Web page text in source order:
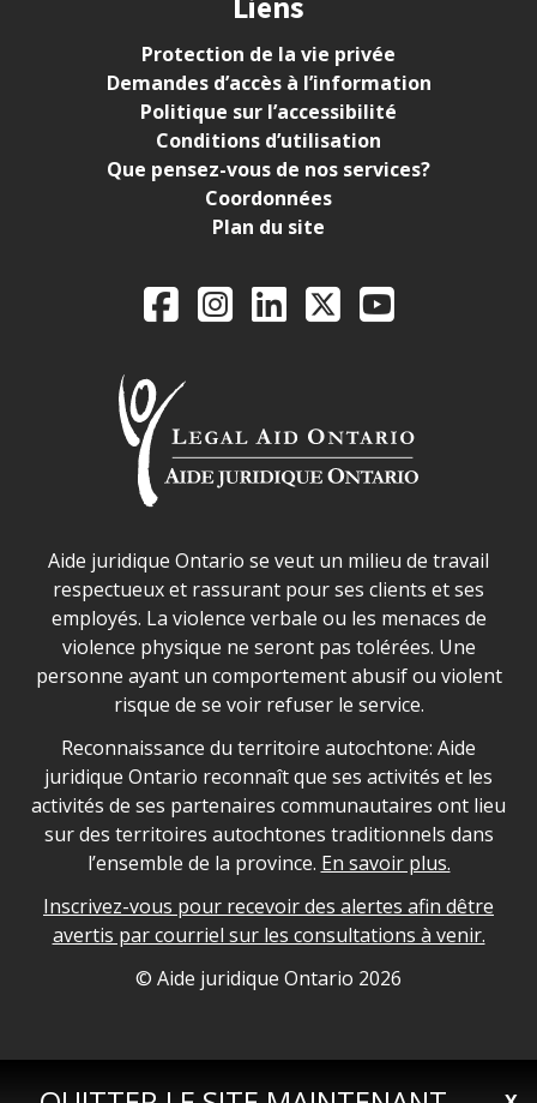
Protection de la vie privée
Demandes d’accès à l’information
Politique sur l’accessibilité
Conditions d’utilisation
Que pensez-vous de nos services?
Coordonnées
Plan du site
Legal Aid Ontario
FacebookInstagram
LinkedIn
X YouTube
Déclaration sur la sécurité dans les locaux d'AJO.
Aide juridique Ontario se veut un milieu de travail
respectueux et rassurant pour ses clients et ses
employés. La violence verbale ou les menaces de
violence physique ne seront pas tolérées. Une
personne ayant un comportement abusif ou violent
risque de se voir refuser le service.
Legal Aid Ontario land acknowledgement
Reconnaissance du territoire autochtone: Aide
juridique Ontario reconnaît que ses activités et les
activités de ses partenaires communautaires ont lieu
sur des territoires autochtones traditionnels dans
l’ensemble de la province. En savoir plus.
Inscrivez-vous pour recevoir des alertes afin dêtre
avertis par courriel sur les consultations à venir.
Legal Aid Ontario copyright information
© Aide juridique Ontario 2026